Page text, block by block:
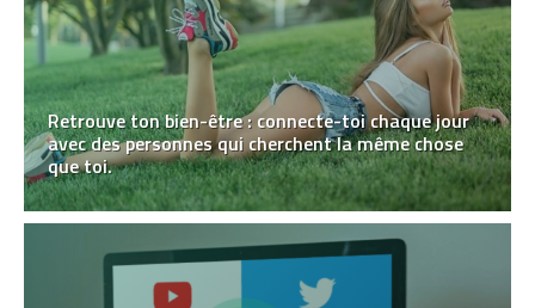
Retrouve ton bien-être : connecte-toi chaque jour
avec des personnes qui cherchent la même chose
que toi.